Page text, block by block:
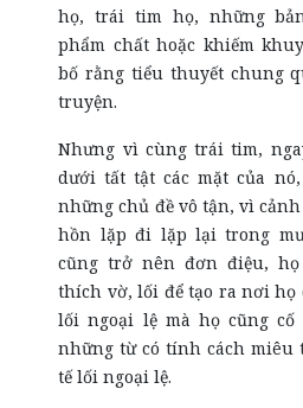
họ, trái tim họ, những
phẩm chất hoặc khiếm
bố rằng tiểu thuyết chung
truyện.
Nhưng vì cùng trái tim,
dưới tất tật các mặt của
những chủ đề vô tận, vì
hồn lặp đi lặp lại trong
cũng trở nên đơn điệu,
thích vờ, lối để tạo ra nơi họ
lối ngoại lệ mà họ cũng cố
những từ có tính cách
tế lối ngoại lệ.